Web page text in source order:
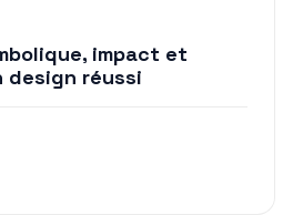
impact et
design réussi